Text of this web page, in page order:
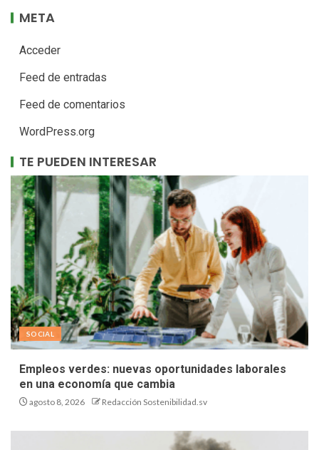
META
Acceder
Feed de entradas
Feed de comentarios
WordPress.org
TE PUEDEN INTERESAR
SOCIAL
Empleos verdes: nuevas oportunidades laborales
en una economía que cambia
agosto 8, 2026 Redacción Sostenibilidad.sv